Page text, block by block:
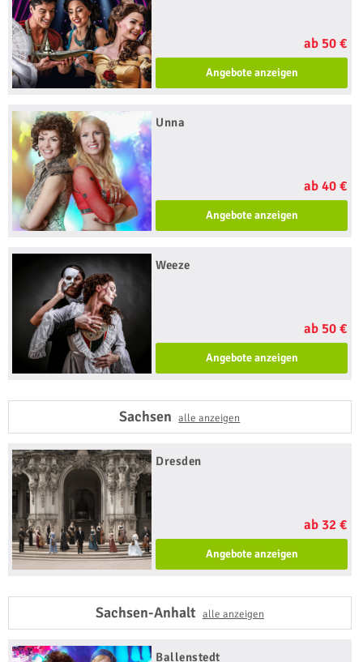
ab 50 €
Angebote anzeigen
Unna
ab 40 €
Angebote anzeigen
Weeze
ab 50 €
Angebote anzeigen
Sachsenalle anzeigen
Dresden
ab 32 €
Angebote anzeigen
Sachsen-Anhalt alle anzeigen
Ballenstedt